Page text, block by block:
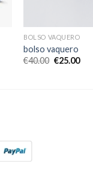
BOLSO VAQUERO
bolso vaquero
€40.00 €25.00